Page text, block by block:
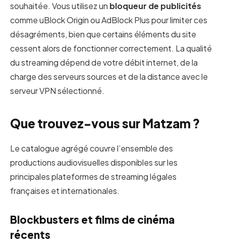
souhaitée. Vous utilisez un bloqueur de publicités
comme uBlock Origin ou AdBlock Plus pour limiter ces
désagréments, bien que certains éléments du site
cessent alors de fonctionner correctement. La qualité
du streaming dépend de votre débit internet, de la
charge des serveurs sources et de la distance avec le
serveur VPN sélectionné.
Que trouvez-vous sur Matzam ?
Le catalogue agrégé couvre l’ensemble des
productions audiovisuelles disponibles sur les
principales plateformes de streaming légales
françaises et internationales.
Blockbusters et films de cinéma
récents